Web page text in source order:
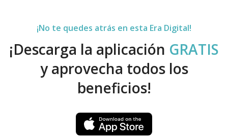
¡No te quedes atrás en esta Era Digital!
¡Descarga la aplicación GRATIS
y aprovecha todos los
beneficios!